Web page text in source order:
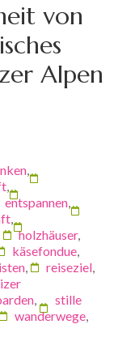
von
Alpen
,
,
entspannen,
,
holzhäuser,
käsefondue,
, reiseziel,
,
stille
wanderwege,